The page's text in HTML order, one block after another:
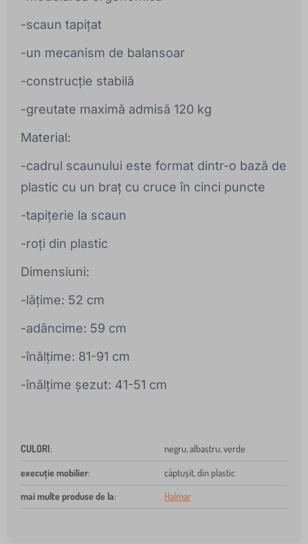
-scaun tapițat
-un mecanism de balansoar
-construcție stabilă
-greutate maximă admisă 120 kg
Material:
-cadrul scaunului este format dintr-o bază de
plastic cu un braț cu cruce în cinci puncte
-tapițerie la scaun
-roți din plastic
Dimensiuni:
-lățime: 52 cm
-adâncime: 59 cm
-înălțime: 81-91 cm
-înălțime șezut: 41-51 cm
CULORI: negru, albastru, verde
execuție mobilier:
căptușit, din plastic
mai multe produse de la: Halmar